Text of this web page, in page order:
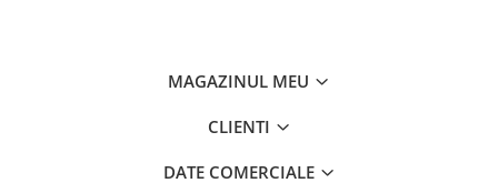
MAGAZINUL MEU
CLIENTI
DATE COMERCIALE